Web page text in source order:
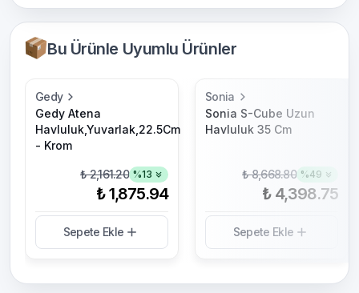
Bu Ürünle Uyumlu Ürünler
Gedy
Gedy Atena
Havluluk,Yuvarlak,22.5Cm
- Krom
₺ 2,161.20 %13
₺ 1,875.94
Sepete Ekle
Sonia
Sonia S-Cube Uzun
Havluluk 35 Cm
₺ 8,668.80 %49
₺ 4,398.75
Sepete Ekle